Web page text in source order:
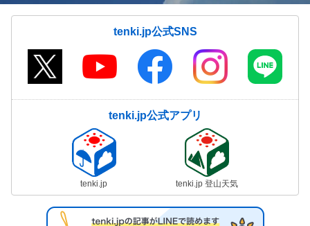
tenki.jp公式SNS
tenki.jp公式アプリ
tenki.jp tenki.jp 登山天気